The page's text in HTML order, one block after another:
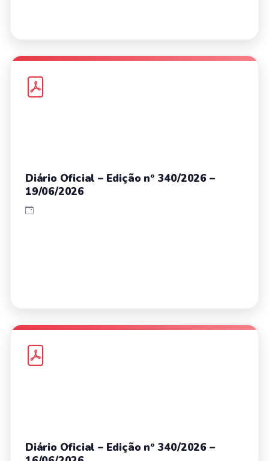
Diário Oficial – Edição nº 340/2026 –
19/06/2026
Diário Oficial – Edição nº 340/2026 –